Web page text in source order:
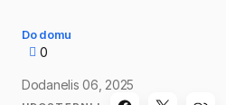
Do domu
0
Dodanelis 06, 2025